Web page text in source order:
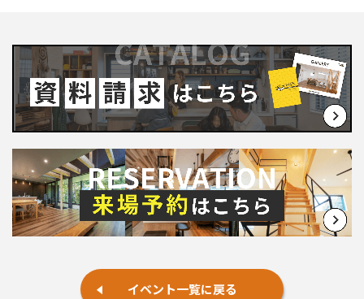
イベント一覧に戻る